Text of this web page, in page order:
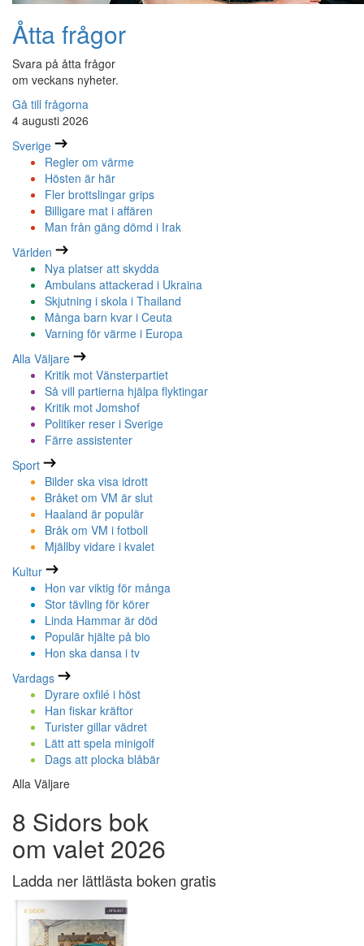
Åtta frågor
Svara på åtta frågor
om veckans nyheter.
Gå till frågorna
4 augusti 2026
Sverige
Regler om värme
Hösten är här
Fler brottslingar grips
Billigare mat i affären
Man från gäng dömd i Irak
Världen
Nya platser att skydda
Ambulans attackerad i Ukraina
Skjutning i skola i Thailand
Många barn kvar i Ceuta
Varning för värme i Europa
Alla Väljare
Kritik mot Vänsterpartiet
Så vill partierna hjälpa flyktingar
Kritik mot Jomshof
Politiker reser i Sverige
Färre assistenter
Sport
Bilder ska visa idrott
Bråket om VM är slut
Haaland är populär
Bråk om VM i fotboll
Mjällby vidare i kvalet
Kultur
Hon var viktig för många
Stor tävling för körer
Linda Hammar är död
Populär hjälte på bio
Hon ska dansa i tv
Vardags
Dyrare oxfilé i höst
Han fiskar kräftor
Turister gillar vädret
Lätt att spela minigolf
Dags att plocka blåbär
Alla Väljare
8 Sidors bok
om valet 2026
Ladda ner lättlästa boken gratis